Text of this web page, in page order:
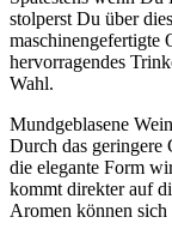
stolperst Du über
maschinengefertigte
hervorragendes
Wahl.
Mundgeblasene
Durch das geringere
die elegante Form
kommt direkter auf
Aromen können sich